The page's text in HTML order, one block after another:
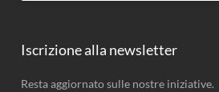
Iscrizione alla newsletter
Resta aggiornato sulle nostre iniziative.